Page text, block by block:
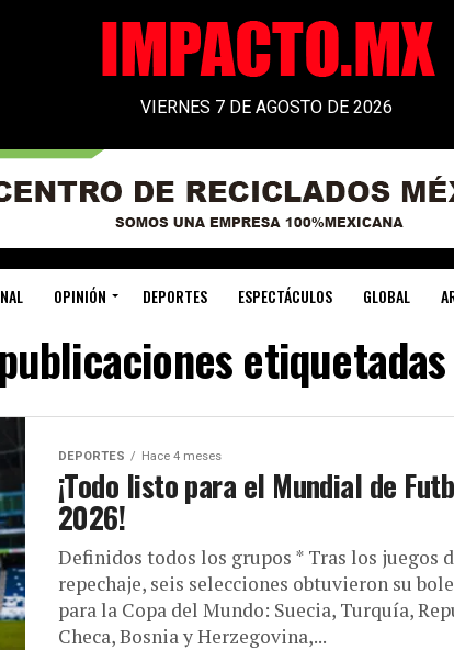
VIERNES 7 DE AGOSTO DE 2026
OPINIÓN DEPORTES ESPECTÁCULOS GLOBAL
DEPORTES Hace 4 meses
¡Todo listo para el Mundial de
2026!
Definidos todos los grupos * Tras los juegos
repechaje, seis selecciones obtuvieron su
para la Copa del Mundo: Suecia, Turquía,
Checa, Bosnia y Herzegovina,...